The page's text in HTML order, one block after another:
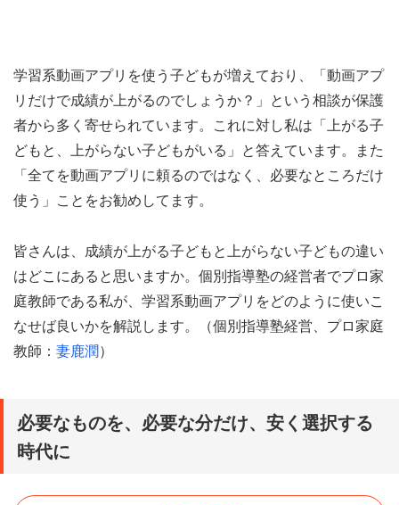
学習系動画アプリを使う子どもが増えており、「動画アプ
リだけで成績が上がるのでしょうか？」という相談が保護
者から多く寄せられています。これに対し私は「上がる子
どもと、上がらない子どもがいる」と答えています。また
「全てを動画アプリに頼るのではなく、必要なところだけ
使う」ことをお勧めしてます。
皆さんは、成績が上がる子どもと上がらない子どもの違い
はどこにあると思いますか。個別指導塾の経営者でプロ家
庭教師である私が、学習系動画アプリをどのように使いこ
なせば良いかを解説します。（個別指導塾経営、プロ家庭
教師： 妻鹿潤）
必要なものを、必要な分だけ、安く選択する
時代に